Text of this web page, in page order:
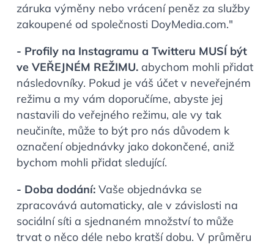
záruka výměny nebo vrácení peněz za služby
zakoupené od společnosti DoyMedia.com."
- Profily na Instagramu a Twitteru MUSÍ být
ve VEŘEJNÉM REŽIMU. abychom mohli přidat
následovníky. Pokud je váš účet v neveřejném
režimu a my vám doporučíme, abyste jej
nastavili do veřejného režimu, ale vy tak
neučiníte, může to být pro nás důvodem k
označení objednávky jako dokončené, aniž
bychom mohli přidat sledující.
- Doba dodání: Vaše objednávka se
zpracovává automaticky, ale v závislosti na
sociální síti a sjednaném množství to může
trvat o něco déle nebo kratší dobu. V průměru